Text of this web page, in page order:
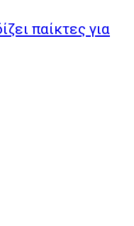
παίκτες για